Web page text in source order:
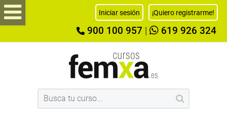
Iniciar sesión ¡Quiero registrarme!
900 100 957 619 926 324